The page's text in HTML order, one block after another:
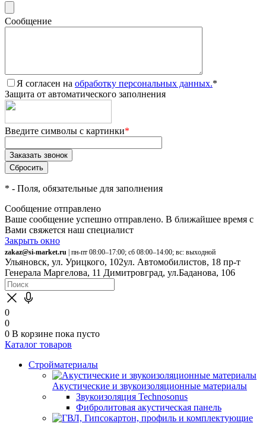
Сообщение
Я согласен на обработку персональных данных.*
Защита от автоматического заполнения
Введите символы с картинки*
* - Поля, обязательные для заполнения
Сообщение отправлено
Ваше сообщение успешно отправлено. В ближайшее время с
Вами свяжется наш специалист
Закрыть окно
zakaz@si-market.ru | пн-пт 08:00–17:00; сб 08:00–14:00; вс: выходной
Ульяновск, ул. Урицкого, 102ул. Автомобилистов, 18 пр-т
Генерала Маргелова, 11 Димитровград, ул.Баданова, 106
0
0
0 В корзине пока пусто
Каталог товаров
Стройматериалы
Акустические и звукоизоляционные материалы
Звукоизоляция Technosonus
Фибролитовая акустическая панель